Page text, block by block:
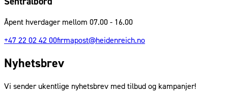
Åpent hverdager mellom 07.00 - 16.00
+47 22 02 42 00firmapost@heidenreich.no
Nyhetsbrev
Vi sender ukentlige nyhetsbrev med tilbud og kampanjer!